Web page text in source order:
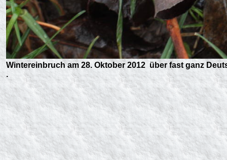
Wintereinbruch am 28. Oktober 2012 über fast ganz
.